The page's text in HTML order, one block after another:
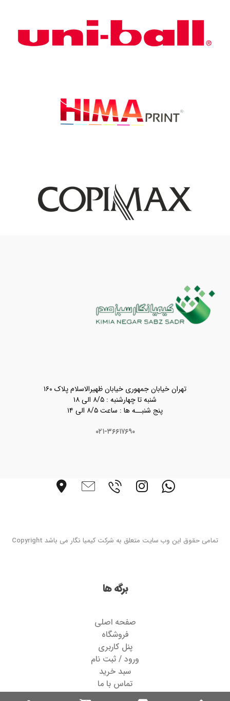
تهران خیابان جمهوری خیابان ظهیرالاسلام پلاک ۱۶۰
شنبه تا چهارشنبه : ۸/۵ الی ۱۸
پنج شنبــه ها : ساعت ۸/۵ الی ۱۴
۰۲۱-۳۶۶۱۷۶۹۰
تمامی حقوق این وب سایت متعلق به شرکت کیمیا نگار می باشد Copyright
برگه ها
صفحه اصلی
فروشگاه
پنل کاربری
ورود / ثبت نام
سبد خرید
تماس با ما